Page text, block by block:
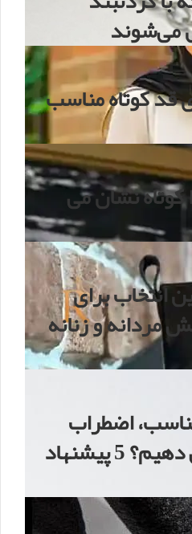
می‌شوند
قد کوتاه مناسب
کوتاه نشان می
انتخاب برای
مردانه و زنانه
اضطراب
روزمره را کاهش دهیم؟ 5 پیشنهاد